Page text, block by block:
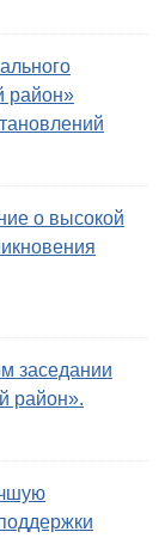
район»
о высокой
заседании
район».